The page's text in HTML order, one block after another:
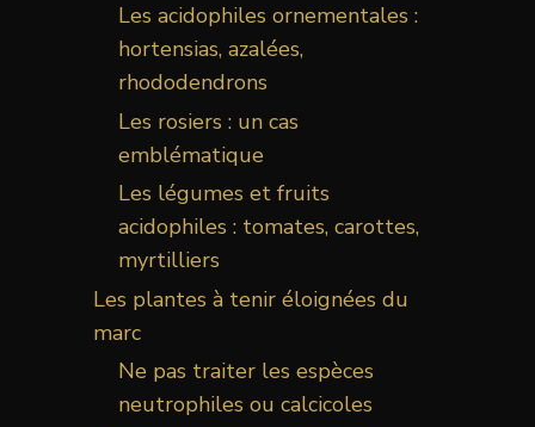
Les acidophiles ornementales :
hortensias, azalées,
rhododendrons
Les rosiers : un cas
emblématique
Les légumes et fruits
acidophiles : tomates, carottes,
myrtilliers
Les plantes à tenir éloignées du
marc
Ne pas traiter les espèces
neutrophiles ou calcicoles